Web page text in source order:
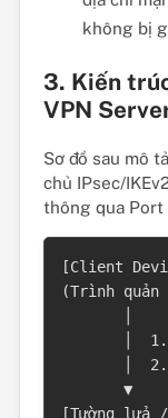
không bị
3. Kiến
VPN
Sơ đồ sau mô
chủ IPsec/
thông qua Port
[Client
(Trình quản
│
│
       ▼
[Tường lửa /